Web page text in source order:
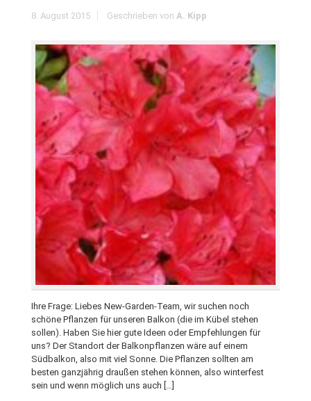
8. August 2015 Geschrieben von A. Kipp
Ihre Frage: Liebes New-Garden-Team, wir suchen noch
schöne Pflanzen für unseren Balkon (die im Kübel stehen
sollen). Haben Sie hier gute Ideen oder Empfehlungen für
uns? Der Standort der Balkonpflanzen wäre auf einem
Südbalkon, also mit viel Sonne. Die Pflanzen sollten am
besten ganzjährig draußen stehen können, also winterfest
sein und wenn möglich uns auch […]